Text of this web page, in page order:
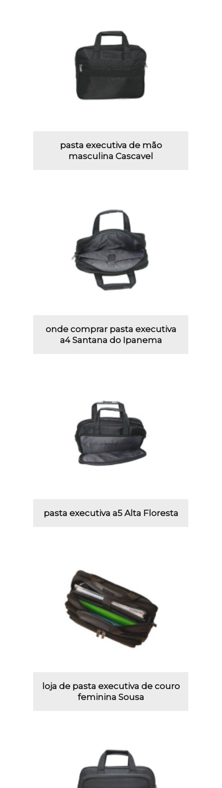
pasta executiva de mão
masculina Cascavel
onde comprar pasta executiva
a4 Santana do Ipanema
pasta executiva a5 Alta Floresta
loja de pasta executiva de couro
feminina Sousa